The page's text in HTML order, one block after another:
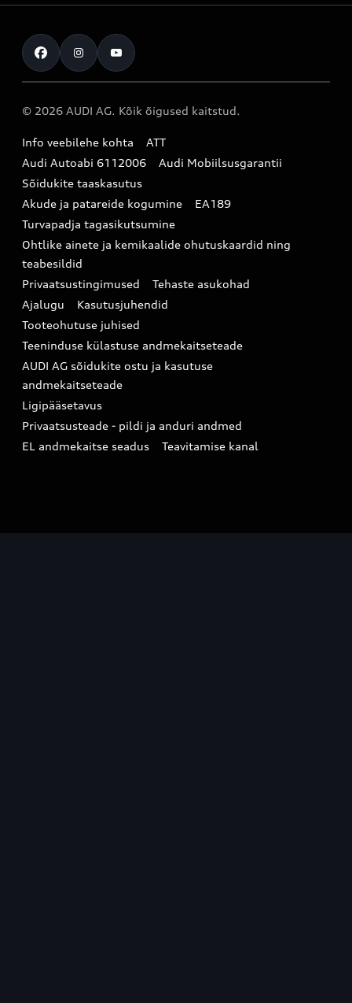
Müügikampaaniad
Audi Liising 1%
Audi konfiguraator (konfiguraator on inglisekeelne)
Originaalosad
Garantiitingimused
Audi Tallinn
Pärnu esindus
Audi Tartu
Kontakt
Registreeru proovisõidule
Broneeri teenindus
Infopäring
Audi uudised
myAudi
Uudiskiri
© 2026 AUDI AG. Kõik õigused kaitstud.
Info veebilehe kohta
ATT
Audi Autoabi 6112006
Audi Mobiilsusgarantii
Sõidukite taaskasutus
Akude ja patareide kogumine
EA189
Turvapadja tagasikutsumine
Ohtlike ainete ja kemikaalide ohutuskaardid ning
teabesildid
Privaatsustingimused
Tehaste asukohad
Ajalugu
Kasutusjuhendid
Tooteohutuse juhised
Teeninduse külastuse andmekaitseteade
AUDI AG sõidukite ostu ja kasutuse
andmekaitseteade
Ligipääsetavus
Privaatsusteade - pildi ja anduri andmed
EL andmekaitse seadus
Teavitamise kanal